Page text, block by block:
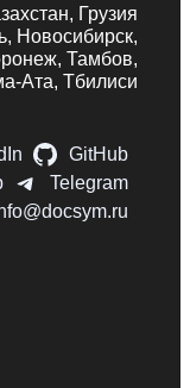
Грузия
Новосибирск,
Тамбов,
Ата, Тбилиси
GitHub
Telegram